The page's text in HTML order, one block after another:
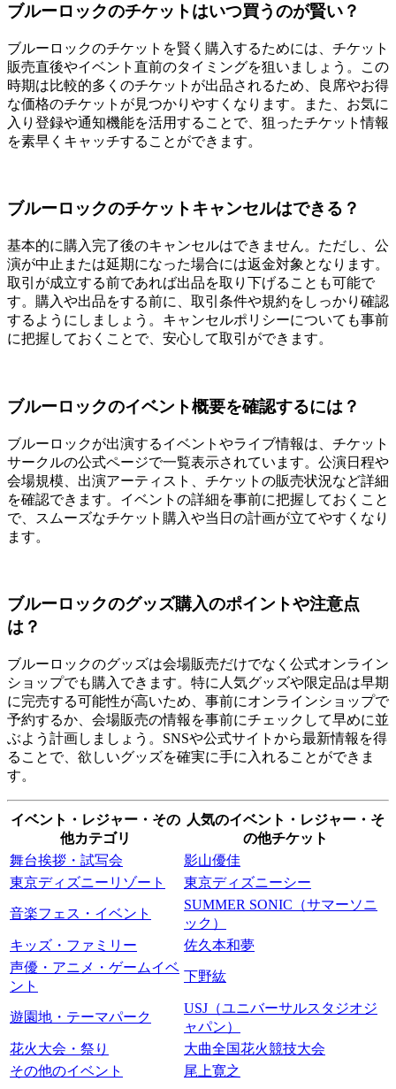
ブルーロックのチケットはいつ買うのが賢い？
ブルーロックのチケットを賢く購入するためには、チケット
販売直後やイベント直前のタイミングを狙いましょう。この
時期は比較的多くのチケットが出品されるため、良席やお得
な価格のチケットが見つかりやすくなります。また、お気に
入り登録や通知機能を活用することで、狙ったチケット情報
を素早くキャッチすることができます。
ブルーロックのチケットキャンセルはできる？
基本的に購入完了後のキャンセルはできません。ただし、公
演が中止または延期になった場合には返金対象となります。
取引が成立する前であれば出品を取り下げることも可能で
す。購入や出品をする前に、取引条件や規約をしっかり確認
するようにしましょう。キャンセルポリシーについても事前
に把握しておくことで、安心して取引ができます。
ブルーロックのイベント概要を確認するには？
ブルーロックが出演するイベントやライブ情報は、チケット
サークルの公式ページで一覧表示されています。公演日程や
会場規模、出演アーティスト、チケットの販売状況など詳細
を確認できます。イベントの詳細を事前に把握しておくこと
で、スムーズなチケット購入や当日の計画が立てやすくなり
ます。
ブルーロックのグッズ購入のポイントや注意点
は？
ブルーロックのグッズは会場販売だけでなく公式オンライン
ショップでも購入できます。特に人気グッズや限定品は早期
に完売する可能性が高いため、事前にオンラインショップで
予約するか、会場販売の情報を事前にチェックして早めに並
ぶよう計画しましょう。SNSや公式サイトから最新情報を得
ることで、欲しいグッズを確実に手に入れることができま
す。
イベント・レジャー・その
他カテゴリ
人気のイベント・レジャー・そ
の他チケット
舞台挨拶・試写会
影山優佳
東京ディズニーリゾート
東京ディズニーシー
音楽フェス・イベント
SUMMER SONIC（サマーソニ
ック）
キッズ・ファミリー
佐久本和夢
声優・アニメ・ゲームイベ
ント
下野紘
遊園地・テーマパーク
USJ（ユニバーサルスタジオジ
ャパン）
花火大会・祭り
大曲全国花火競技大会
その他のイベント
尾上寛之